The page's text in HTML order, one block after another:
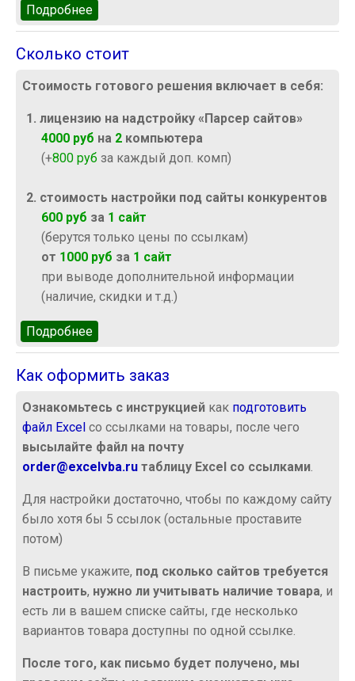
Подробнее
конкурентов
Сколько стоит
Стоимость готового решения включает в себя:
1. лицензию на надстройку «Парсер сайтов»
4000 руб на 2 компьютера
(+800 руб за каждый доп. комп)
2. стоимость настройки под сайты конкурентов
600 руб за 1 сайт
(берутся только цены по ссылкам)
от 1000 руб за 1 сайт
при выводе дополнительной информации
(наличие, скидки и т.д.)
Подробнее
Как оформить заказ
Ознакомьтесь с инструкцией как подготовить
файл Excel со ссылками на товары, после чего
высылайте файл на почту
order@excelvba.ru таблицу Excel со ссылками
Для настройки достаточно, чтобы по каждому сайту
было хотя бы 5 ссылок (остальные проставите
потом)
В письме укажите, под сколько сайтов требуется
настроить, нужно ли учитывать наличие товара, и
есть ли в вашем списке сайты, где несколько
вариантов товара доступны по одной ссылке.
После того, как письмо будет получено, мы